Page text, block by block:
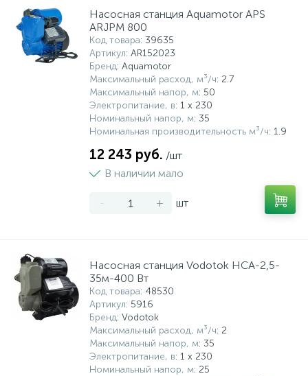
Насосная станция Aquamotor APS
ARJPM 800
Код товара: 39635
Артикул: AR152023
Бренд: Aquamotor
Максимальный расход, м³/ч: 2.7
Максимальный напор, м: 50
Электропитание, в: 1 x 230
Номинальный напор, м: 35
Номинальная производительность м³/ч: 1.9
12 243 руб. /шт
В наличии мало
- + шт
Насосная станция Vodotok НСА-2,5-
35м-400 Вт
Код товара: 48530
Артикул: 5916
Бренд: Vodotok
Максимальный расход, м³/ч: 2
Максимальный напор, м: 35
Электропитание, в: 1 x 230
Номинальный напор, м: 25